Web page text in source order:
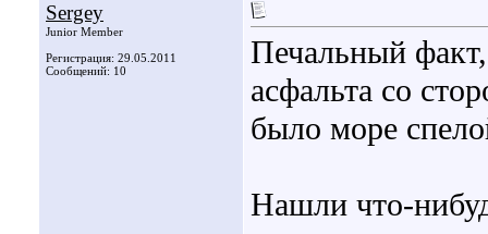
Sergey
Junior Member
Регистрация: 29.05.2011
Сообщений: 10
Печальный
асфальта со
было море
Нашли что-